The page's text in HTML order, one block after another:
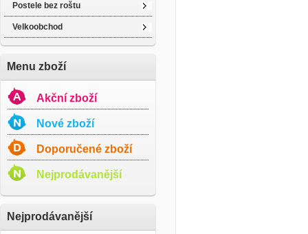
Postele bez roštu
Velkoobchod
Menu zboží
Akční zboží
Nové zboží
Doporučené zboží
Nejprodávanější
Nejprodávanější